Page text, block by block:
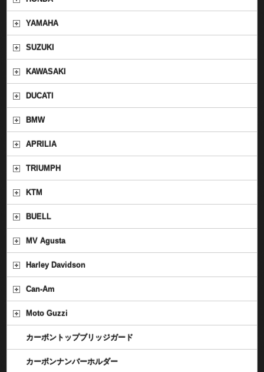
YAMAHA
SUZUKI
KAWASAKI
DUCATI
BMW
APRILIA
TRIUMPH
KTM
BUELL
MV Agusta
Harley Davidson
Can-Am
Moto Guzzi
カーボントップブリッジガード
カーボンナンバーホルダー